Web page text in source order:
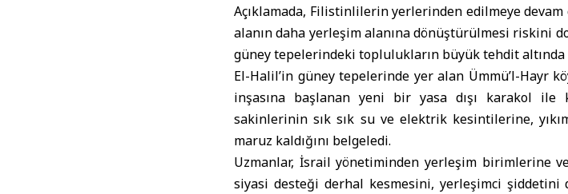
Açıklamada, Filistinlilerin yerlerinden edilmeye
alanın daha yerleşim alanına dönüştürülmesi riskini
güney tepelerindeki toplulukların büyük tehdit altında
El-Halil’in güney tepelerinde yer alan Ümmü’l-Hayr
inşasına başlanan yeni bir yasa dışı karakol ile
sakinlerinin sık sık su ve elektrik kesintilerine,
maruz kaldığını belgeledi.
Uzmanlar, İsrail yönetiminden yerleşim birimlerine
siyasi desteği derhal kesmesini, yerleşimci şiddetini